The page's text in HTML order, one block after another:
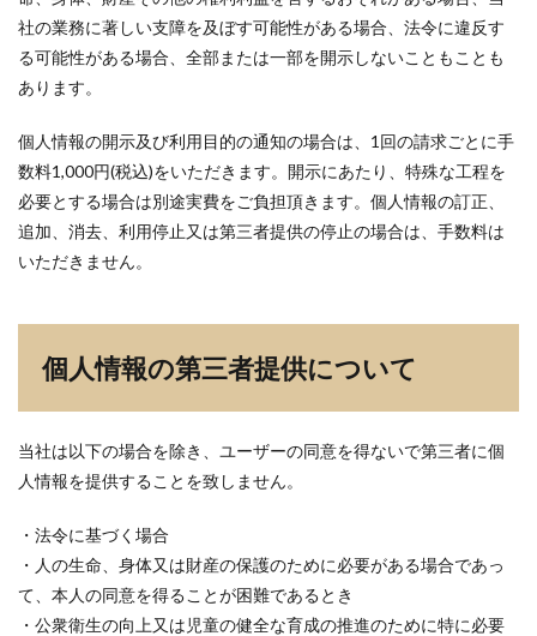
社の業務に著しい支障を及ぼす可能性がある場合、法令に違反す
る可能性がある場合、全部または一部を開示しないこともことも
あります。
個人情報の開示及び利用目的の通知の場合は、1回の請求ごとに手
数料1,000円(税込)をいただきます。開示にあたり、特殊な工程を
必要とする場合は別途実費をご負担頂きます。個人情報の訂正、
追加、消去、利用停止又は第三者提供の停止の場合は、手数料は
いただきません。
個人情報の第三者提供について
当社は以下の場合を除き、ユーザーの同意を得ないで第三者に個
人情報を提供することを致しません。
・法令に基づく場合
・人の生命、身体又は財産の保護のために必要がある場合であっ
て、本人の同意を得ることが困難であるとき
・公衆衛生の向上又は児童の健全な育成の推進のために特に必要